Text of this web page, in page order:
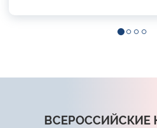
ВСЕРОССИЙСКИЕ